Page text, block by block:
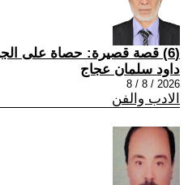
(6) قصة قصيرة: حصاة على الجبين
داود سلمان عجاج
2026 / 8 / 8
الادب والفن